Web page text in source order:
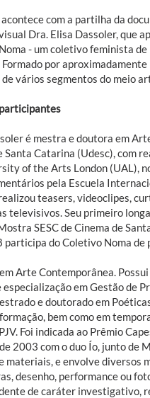
com a partilha da
Dra. Elisa Dassoler, que
- um coletivo feminista
Formado por
vários segmentos do meio
é mestra e doutora em
Santa Catarina (Udesc), com
of the Arts London (UAL),
pela Escuela
teasers, videoclipes,
televisivos. Seu primeiro
SESC de Cinema de
do Coletivo Noma de
Arte Contemporânea.
em Gestão de
e doutorado em
bem como em
Foi indicada ao Prêmio
2003 com o duo Ío, junto de
e envolve diversos
desenho, performance ou
de caráter investigativo,